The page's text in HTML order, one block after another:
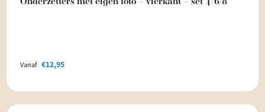
Vanaf €12,95